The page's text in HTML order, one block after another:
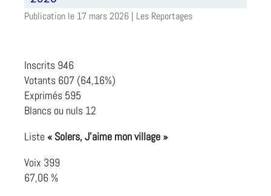
17 mars 2026 | Les Reportages
Inscrits 946
Votants 607 (64,16%)
Exprimés 595
Blancs ou nuls 12
Liste « Solers, J’aime mon village »
Voix 399
67,06 %